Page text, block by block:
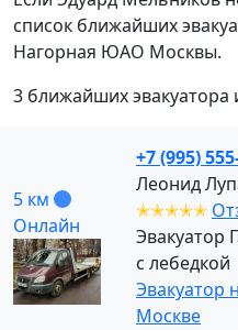
список ближайших
Нагорная ЮАО Москвы.
3 ближайших эвакуатора
5 км
Онлайн
+7 (995)
Леонид
✭✭✭✭✭
Эвакуатор
с лебедкой
Эвакуатор
Москве